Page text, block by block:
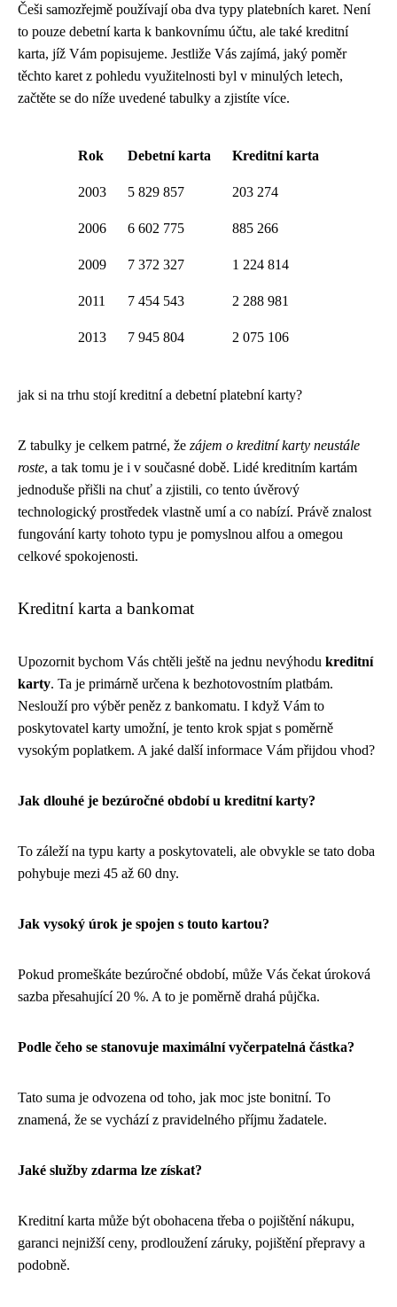
Češi samozřejmě používají oba dva typy platebních karet. Není
to pouze debetní karta k bankovnímu účtu, ale také kreditní
karta, jíž Vám popisujeme. Jestliže Vás zajímá, jaký poměr
těchto karet z pohledu využitelnosti byl v minulých letech,
začtěte se do níže uvedené tabulky a zjistíte více.
Rok Debetní karta Kreditní karta
2003 5 829 857 203 274
2006 6 602 775 885 266
2009 7 372 327 1 224 814
2011 7 454 543 2 288 981
2013 7 945 804 2 075 106
jak si na trhu stojí kreditní a debetní platební karty?
Z tabulky je celkem patrné, že zájem o kreditní karty neustále
roste, a tak tomu je i v současné době. Lidé kreditním kartám
jednoduše přišli na chuť a zjistili, co tento úvěrový
technologický prostředek vlastně umí a co nabízí. Právě znalost
fungování karty tohoto typu je pomyslnou alfou a omegou
celkové spokojenosti.
Kreditní karta a bankomat
Upozornit bychom Vás chtěli ještě na jednu nevýhodu kreditní
karty. Ta je primárně určena k bezhotovostním platbám.
Neslouží pro výběr peněz z bankomatu. I když Vám to
poskytovatel karty umožní, je tento krok spjat s poměrně
vysokým poplatkem. A jaké další informace Vám přijdou vhod?
Jak dlouhé je bezúročné období u kreditní karty?
To záleží na typu karty a poskytovateli, ale obvykle se tato doba
pohybuje mezi 45 až 60 dny.
Jak vysoký úrok je spojen s touto kartou?
Pokud promeškáte bezúročné období, může Vás čekat úroková
sazba přesahující 20 %. A to je poměrně drahá půjčka.
Podle čeho se stanovuje maximální vyčerpatelná částka?
Tato suma je odvozena od toho, jak moc jste bonitní. To
znamená, že se vychází z pravidelného příjmu žadatele.
Jaké služby zdarma lze získat?
Kreditní karta může být obohacena třeba o pojištění nákupu,
garanci nejnižší ceny, prodloužení záruky, pojištění přepravy a
podobně.